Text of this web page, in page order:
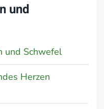
und
und Schwefel
Herzen